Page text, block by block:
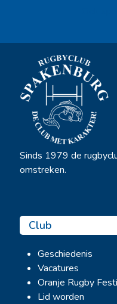
Sinds 1979 de
omstreken.
Club
Geschiedenis
Vacatures
Oranje Rugby
Lid worden